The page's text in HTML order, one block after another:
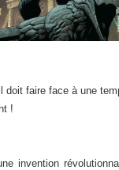
doit faire face à une
!
invention